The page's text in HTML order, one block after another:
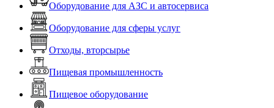
Оборудование для АЗС и автосервиса
Оборудование для сферы услуг
Отходы, вторсырье
Пищевая промышленность
Пищевое оборудование